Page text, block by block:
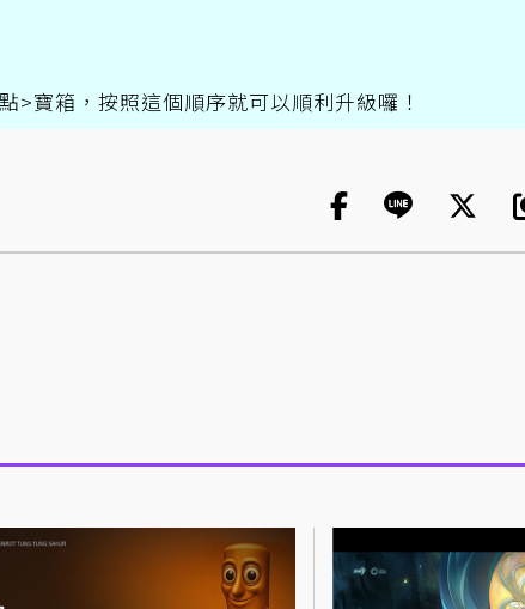
>寶箱，按照這個順序就可以順利升級囉！